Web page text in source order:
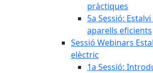
pràctiques
5a Sessió:
aparells eficients
Sessió Webinars
elèctric
1a Sessió: